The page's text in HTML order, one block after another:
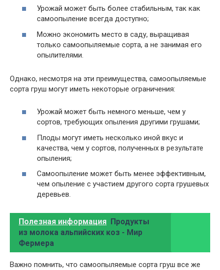
Урожай может быть более стабильным, так как
самоопыление всегда доступно;
Можно экономить место в саду, выращивая
только самоопыляемые сорта, а не занимая его
опылителями.
Однако, несмотря на эти преимущества, самоопыляемые
сорта груш могут иметь некоторые ограничения:
Урожай может быть немного меньше, чем у
сортов, требующих опыления другими грушами;
Плоды могут иметь несколько иной вкус и
качества, чем у сортов, полученных в результате
опыления;
Самоопыление может быть менее эффективным,
чем опыление с участием другого сорта грушевых
деревьев.
Полезная информация Продукты
из молока альпийских коз - Мир
Фермера
Важно помнить, что самоопыляемые сорта груш все же